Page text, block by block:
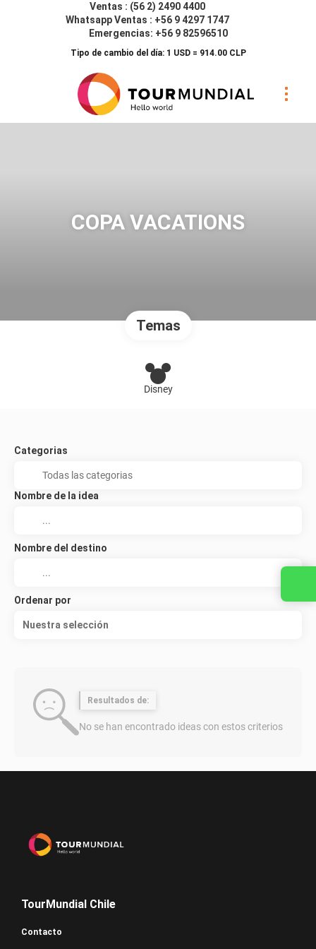
Ventas : (56 2) 2490 4400
Whatsapp Ventas : +56 9 4297 1747
Emergencias: +56 9 82596510
Tipo de cambio del día: 1 USD = 914.00 CLP
COPA VACATIONS
Temas
Disney
Categorias
Nombre de la idea
Nombre del destino
Ordenar por
Nuestra selección
Resultados de:
No se han encontrado ideas con estos criterios
TourMundial Chile
Contacto